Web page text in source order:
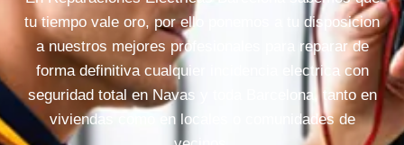
tu tiempo vale oro, por ello ponemos a tu disposicion
a nuestros mejores profesionales para reparar de
forma definitiva cualquier incidencia electrica con
seguridad total en Navas y toda Barcelona, tanto en
viviendas como en locales o comunidades de